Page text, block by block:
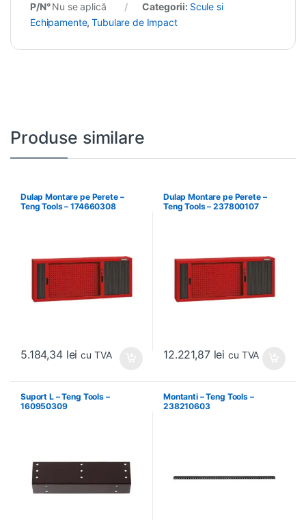
P/N°Nu se aplică Categorii: Scule si
Echipamente,Tubulare de Impact
Produse similare
Dulap Montare pe Perete –
Teng Tools – 174660308
5.184,34 lei cu TVA
Dulap Montare pe Perete –
Teng Tools – 237800107
12.221,87 lei cu TVA
Suport L – Teng Tools –
160950309
Montanti – Teng Tools –
238210603